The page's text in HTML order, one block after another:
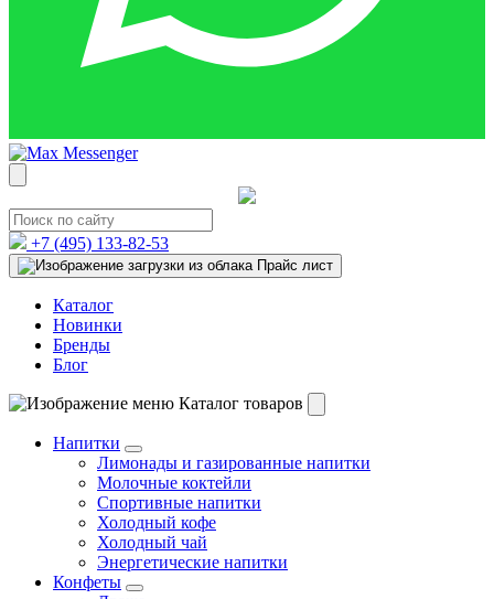
+7 (495) 133-82-53
Прайс лист
Каталог
Новинки
Бренды
Блог
Каталог товаров
Напитки
Лимонады и газированные напитки
Молочные коктейли
Спортивные напитки
Холодный кофе
Холодный чай
Энергетические напитки
Конфеты